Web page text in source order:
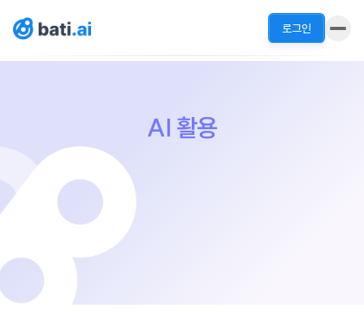
로그인
AI 활용